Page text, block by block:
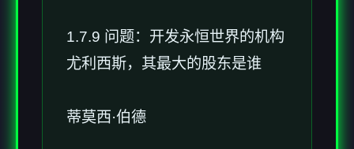
1.7.9 问题：开发永恒世界的机构
尤利西斯，其最大的股东是谁
蒂莫西·伯德